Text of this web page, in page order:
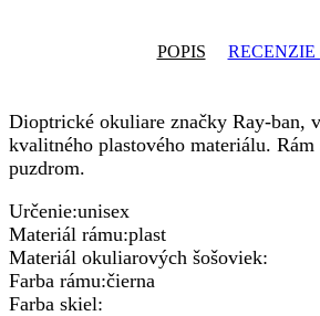
POPIS RECENZIE
Dioptrické okuliare značky Ray-ban,
kvalitného plastového materiálu. Rám
puzdrom.
Určenie:unisex
Materiál rámu:plast
Materiál okuliarových šošoviek:
Farba rámu:čierna
Farba skiel: